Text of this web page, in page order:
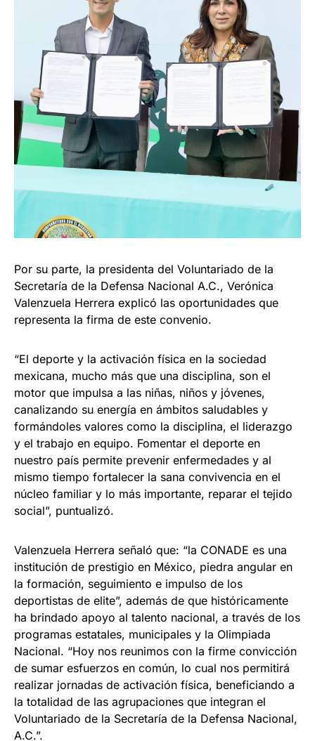
Por su parte, la presidenta del Voluntariado de la
Secretaría de la Defensa Nacional A.C., Verónica
Valenzuela Herrera explicó las oportunidades que
representa la firma de este convenio.
“El deporte y la activación física en la sociedad
mexicana, mucho más que una disciplina, son el
motor que impulsa a las niñas, niños y jóvenes,
canalizando su energía en ámbitos saludables y
formándoles valores como la disciplina, el liderazgo
y el trabajo en equipo. Fomentar el deporte en
nuestro país permite prevenir enfermedades y al
mismo tiempo fortalecer la sana convivencia en el
núcleo familiar y lo más importante, reparar el tejido
social”, puntualizó.
Valenzuela Herrera señaló que: “la CONADE es una
institución de prestigio en México, piedra angular en
la formación, seguimiento e impulso de los
deportistas de elite”, además de que históricamente
ha brindado apoyo al talento nacional, a través de los
programas estatales, municipales y la Olimpiada
Nacional. “Hoy nos reunimos con la firme convicción
de sumar esfuerzos en común, lo cual nos permitirá
realizar jornadas de activación física, beneficiando a
la totalidad de las agrupaciones que integran el
Voluntariado de la Secretaría de la Defensa Nacional,
A.C.”.